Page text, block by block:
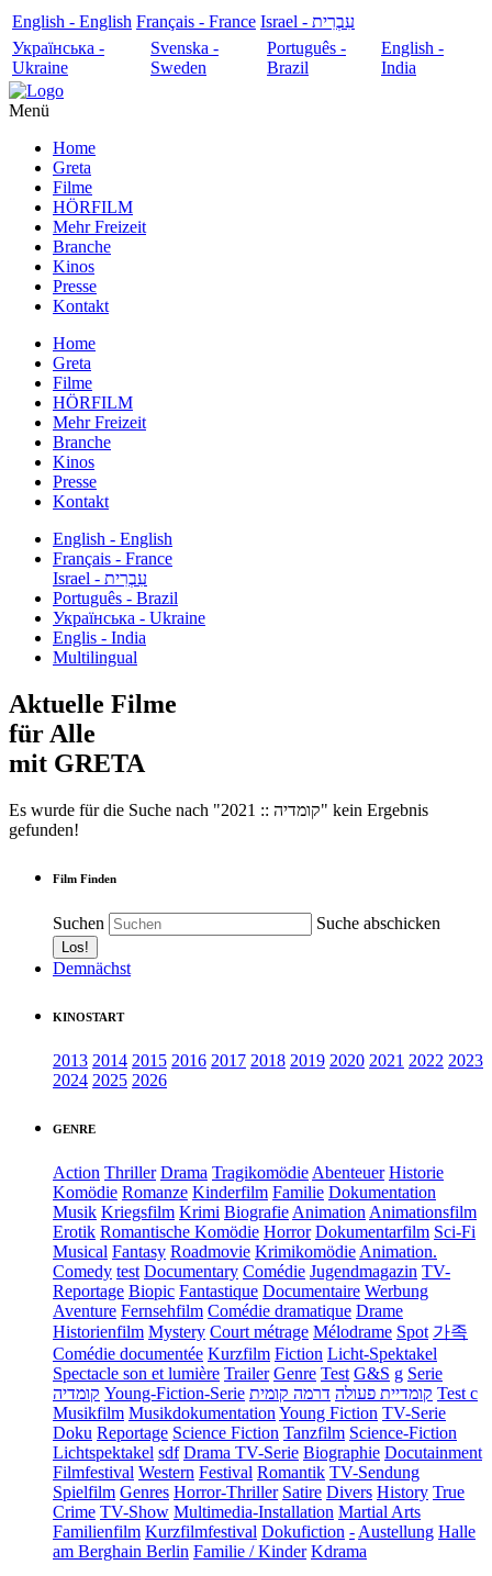
English - English Français - France
עִבְרִית - Israel
Українська -
Ukraine
Svenska -
Sweden
Português -
Brazil
English -
India
Menü
Home
Greta
Filme
HÖRFILM
Mehr Freizeit
Branche
Kinos
Presse
Kontakt
Home
Greta
Filme
HÖRFILM
Mehr Freizeit
Branche
Kinos
Presse
Kontakt
English - English
Français - France
עִבְרִית - Israel
Português - Brazil
Українська - Ukraine
Englis - India
Multilingual
Aktuelle Filme
für Alle
mit GRETA
Es wurde für die Suche nach "2021 :: קומדיה" kein Ergebnis
gefunden!
Film Finden
Suchen Suche abschicken
Demnächst
KINOSTART
2013 2014 2015 2016 2017 2018 2019 2020 2021 2022 2023
2024 2025 2026
GENRE
Action Thriller Drama Tragikomödie Abenteuer Historie
Komödie Romanze Kinderfilm Familie Dokumentation
Musik Kriegsfilm Krimi Biografie Animation Animationsfilm
Erotik Romantische Komödie Horror Dokumentarfilm Sci-Fi
Musical Fantasy Roadmovie Krimikomödie Animation.
Comedy test Documentary Comédie Jugendmagazin TV-
Reportage Biopic Fantastique Documentaire Werbung
Aventure Fernsehfilm Comédie dramatique Drame
Historienfilm Mystery Court métrage Mélodrame Spot 가족
Comédie documentée Kurzfilm Fiction Licht-Spektakel
Spectacle son et lumière Trailer Genre Test G&S g Serie
קומדיה Young-Fiction-Serie קומדיית פעולה דרמה קומית
Test c
Musikfilm Musikdokumentation Young Fiction TV-Serie
Doku Reportage Science Fiction Tanzfilm Science-Fiction
Lichtspektakel sdf Drama TV-Serie Biographie Docutainment
Filmfestival Western Festival Romantik TV-Sendung
Spielfilm Genres Horror-Thriller Satire Divers History True
Crime TV-Show Multimedia-Installation Martial Arts
Familienfilm Kurzfilmfestival Dokufiction - Austellung Halle
am Berghain Berlin Familie / Kinder Kdrama